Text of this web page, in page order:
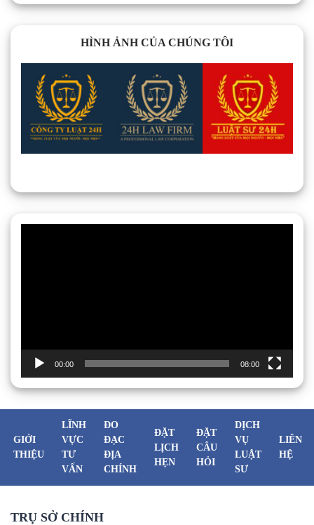
HÌNH ẢNH CỦA CHÚNG TÔI
00:00 08:00
GIỚI
THIỆU
LĨNH
VỰC
TƯ
VẤN
ĐO
ĐẠC
ĐỊA
CHÍNH
ĐẶT
LỊCH
HẸN
ĐẶT
CÂU
HỎI
DỊCH
VỤ
LUẬT
SƯ
LIÊN
HỆ
TRỤ SỞ CHÍNH